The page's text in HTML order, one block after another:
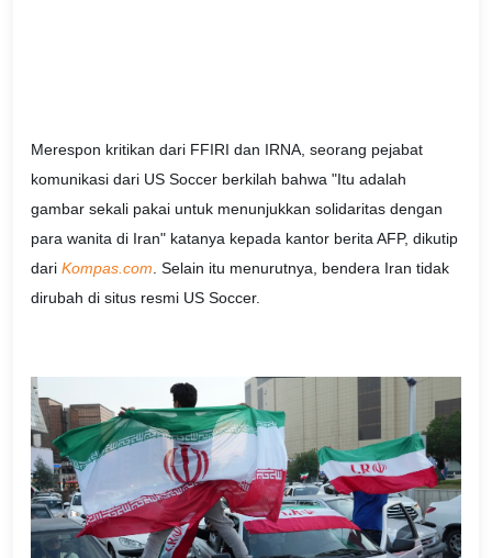
Merespon kritikan dari FFIRI dan IRNA, seorang pejabat
komunikasi dari US Soccer berkilah bahwa "Itu adalah
gambar sekali pakai untuk menunjukkan solidaritas dengan
para wanita di Iran" katanya kepada kantor berita AFP, dikutip
dari Kompas.com . Selain itu menurutnya, bendera Iran tidak
dirubah di situs resmi US Soccer.